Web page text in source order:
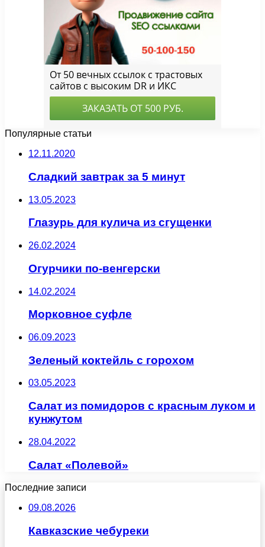
Популярные статьи
12.11.2020
Сладкий завтрак за 5 минут
13.05.2023
Глазурь для кулича из сгущенки
26.02.2024
Огурчики по-венгерски
14.02.2024
Морковное суфле
06.09.2023
Зеленый коктейль с горохом
03.05.2023
Салат из помидоров с красным луком и
кунжутом
28.04.2022
Салат «Полевой»
Последние записи
09.08.2026
Кавказские чебуреки